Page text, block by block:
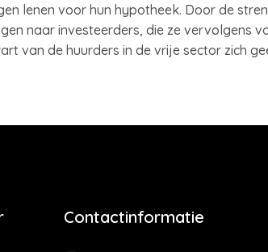
lenen voor hun hypotheek. Door de
naar investeerders, die ze vervolgens
van de huurders in de vrije sector zich
Contactinformatie